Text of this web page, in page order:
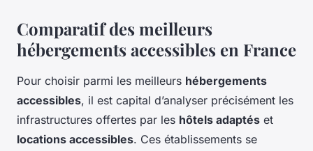
Comparatif des meilleurs
hébergements accessibles en France
Pour choisir parmi les meilleurs hébergements
accessibles, il est capital d’analyser précisément les
infrastructures offertes par les hôtels adaptés et
locations accessibles. Ces établissements se